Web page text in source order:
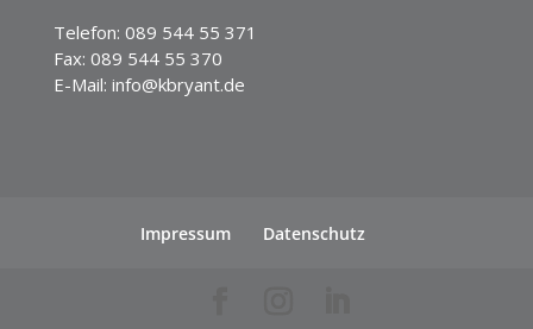
Telefon: 089 544 55 371
Fax: 089 544 55 370
E-Mail: info@kbryant.de
Impressum Datenschutz